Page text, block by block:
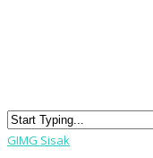
GIMG Sisak